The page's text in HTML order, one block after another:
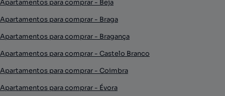
Apartamentos para comprar - Beja
Apartamentos para comprar - Braga
Apartamentos para comprar - Bragança
Apartamentos para comprar - Castelo Branco
Apartamentos para comprar - Coimbra
Apartamentos para comprar - Évora